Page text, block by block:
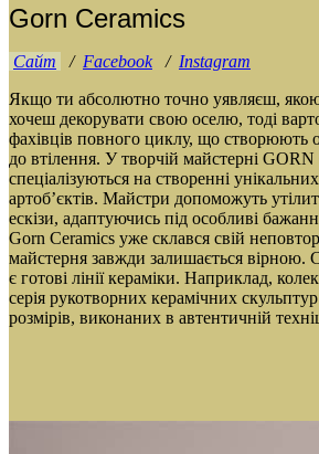
Gorn Ceramics
Сайт / Facebook/ Instagram
Якщо ти абсолютно точно уявляєш,
хочеш декорувати свою оселю, тоді
фахівців повного циклу, що створюють
до втілення. У творчій майстерні GORN
спеціалізуються на створенні
артоб’єктів. Майстри допоможуть
ескізи, адаптуючись під особливі
Gorn Ceramics уже склався свій
майстерня завжди залишається вірною.
є готові лінії кераміки. Наприклад,
серія рукотворних керамічних
розмірів, виконаних в автентичній